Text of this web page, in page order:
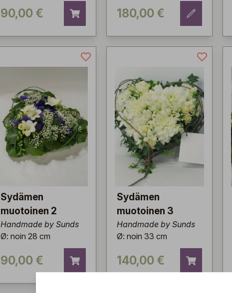
90,00 € 180,00 €
Sydämen
muotoinen 2
Handmade by Sunds
Ø: noin 28 cm
90,00 €
Sydämen
muotoinen 3
Handmade by Sunds
Ø: noin 33 cm
140,00 €